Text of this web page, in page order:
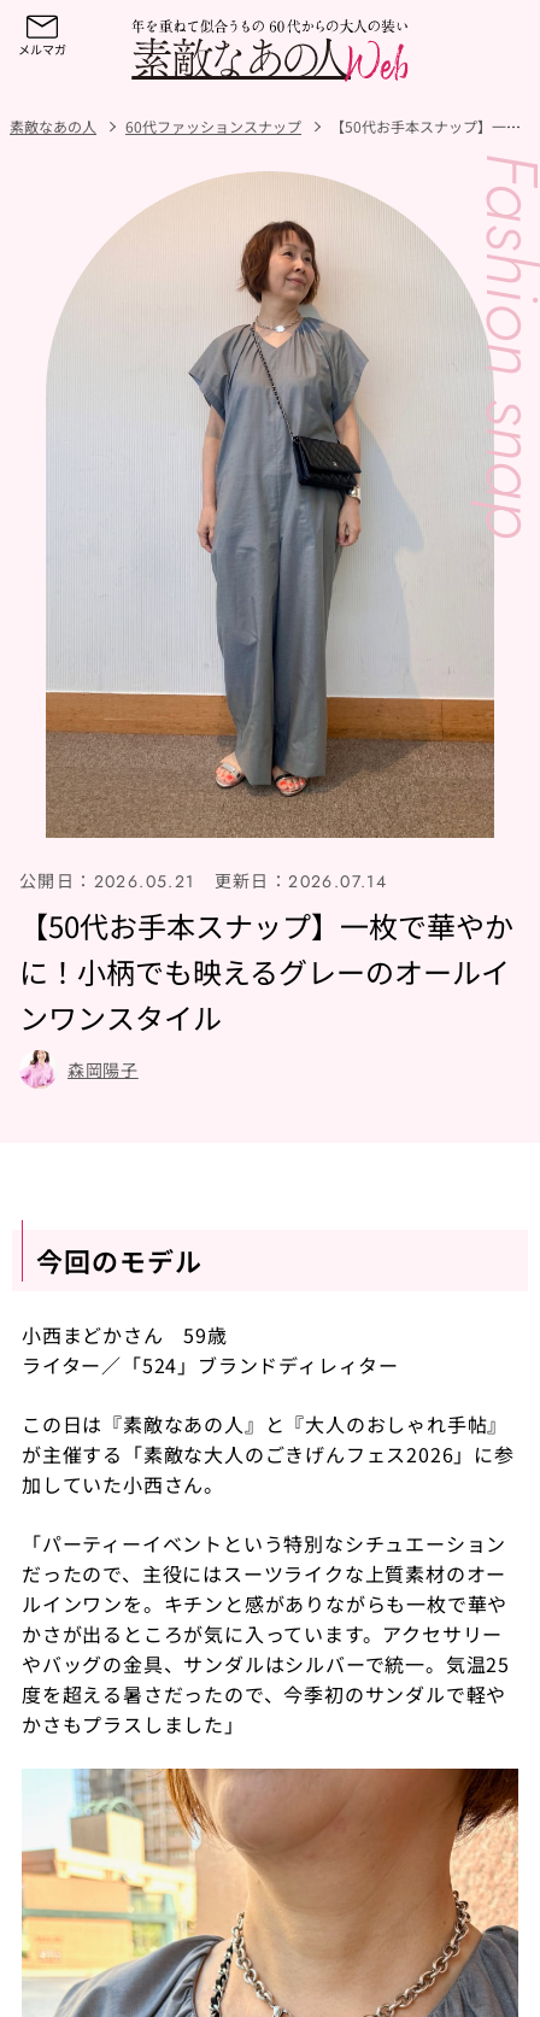
素敵なあの人 60代ファッションスナップ 【50代お手本スナップ】一枚で華やかに！小柄でも映えるグレーのオールインワンスタイル
公開日： 2026.05.21 更新日： 2026.07.14
【50代お手本スナップ】一枚で華やか
に！小柄でも映えるグレーのオールイ
ンワンスタイル
森岡陽子
今回のモデル
小西まどかさん 59歳
ライター／「524」ブランドディレィター
この日は『素敵なあの人』と『大人のおしゃれ手帖』
が主催する「素敵な大人のごきげんフェス2026」に参
加していた小西さん。
「パーティーイベントという特別なシチュエーション
だったので、主役にはスーツライクな上質素材のオー
ルインワンを。キチンと感がありながらも一枚で華や
かさが出るところが気に入っています。 アクセサリー
やバッグの金具、サンダルはシルバーで統一。気温25
度を超える暑さだったので、今季初のサンダルで軽や
かさもプラスしました 」